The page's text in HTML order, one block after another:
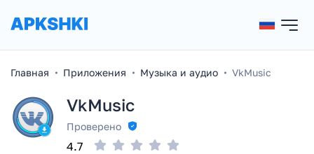
Главная Приложения Музыка и аудио VkMusic
VkMusic
Проверено
4.7